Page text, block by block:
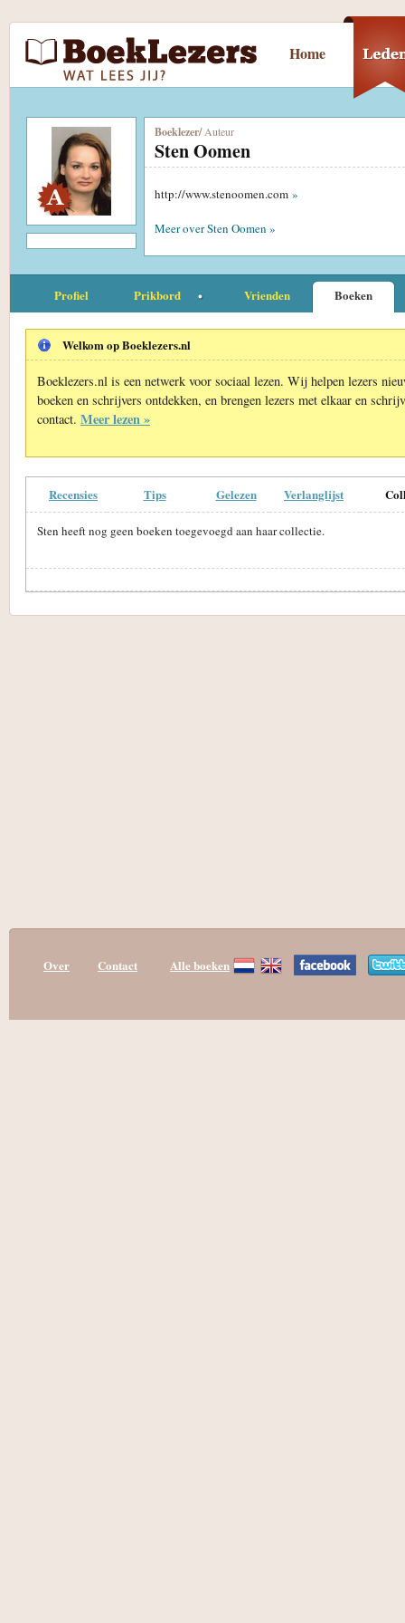
Home
Boeklezer/Auteur
Sten Oomen
http://www.stenoomen.com »
Meer over Sten Oomen »
Profiel Prikbord Vrienden Boeken
Welkom op Boeklezers.nl
Boeklezers.nl is een netwerk voor sociaal lezen. Wij helpen lezers
boeken en schrijvers ontdekken, en brengen lezers met elkaar en
contact. Meer lezen »
Recensies Tips Gelezen Verlanglijst
Sten heeft nog geen boeken toegevoegd aan haar collectie.
Over Contact Alle boeken